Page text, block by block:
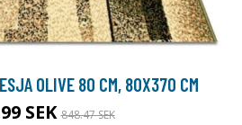
OLIVE 80 CM, 80X370 CM
SEK848.47 SEK